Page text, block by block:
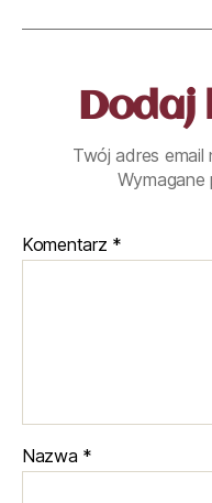
Dodaj
Twój adres email
Komentarz *
Nazwa *